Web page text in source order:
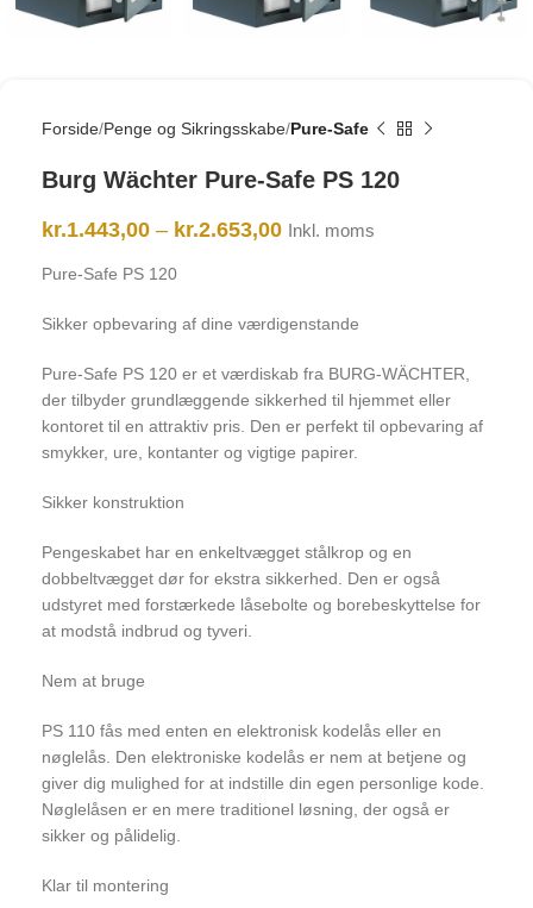
Forside Penge og Sikringsskabe Pure-Safe
Burg Wächter Pure-Safe PS 120
kr.1.443,00 – kr.2.653,00 Inkl. moms
Pure-Safe PS 120
Sikker opbevaring af dine værdigenstande
Pure-Safe PS 120 er et værdiskab fra BURG-WÄCHTER,
der tilbyder grundlæggende sikkerhed til hjemmet eller
kontoret til en attraktiv pris. Den er perfekt til opbevaring af
smykker, ure, kontanter og vigtige papirer.
Sikker konstruktion
Pengeskabet har en enkeltvægget stålkrop og en
dobbeltvægget dør for ekstra sikkerhed. Den er også
udstyret med forstærkede låsebolte og borebeskyttelse for
at modstå indbrud og tyveri.
Nem at bruge
PS 110 fås med enten en elektronisk kodelås eller en
nøglelås. Den elektroniske kodelås er nem at betjene og
giver dig mulighed for at indstille din egen personlige kode.
Nøglelåsen er en mere traditionel løsning, der også er
sikker og pålidelig.
Klar til montering